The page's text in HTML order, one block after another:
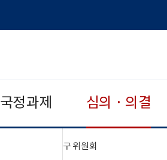
국정과제 심의 · 의결
구 위원회